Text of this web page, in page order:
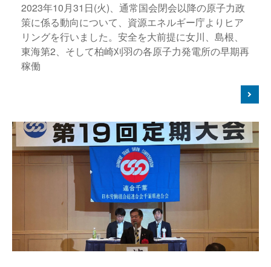
2023年10月31日(火)、通常国会閉会以降の原子力政
策に係る動向について、資源エネルギー庁よりヒア
リングを行いました。安全を大前提に女川、島根、
東海第2、そして柏崎刈羽の各原子力発電所の早期再
稼働